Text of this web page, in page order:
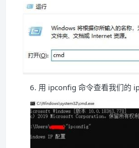
6. 用 ipconfig 命令查看我们的 ip